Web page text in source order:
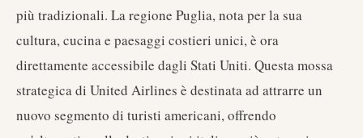
più tradizionali. La regione Puglia, nota per la sua
cultura, cucina e paesaggi costieri unici, è ora
direttamente accessibile dagli Stati Uniti. Questa mossa
strategica di United Airlines è destinata ad attrarre un
nuovo segmento di turisti americani, offrendo